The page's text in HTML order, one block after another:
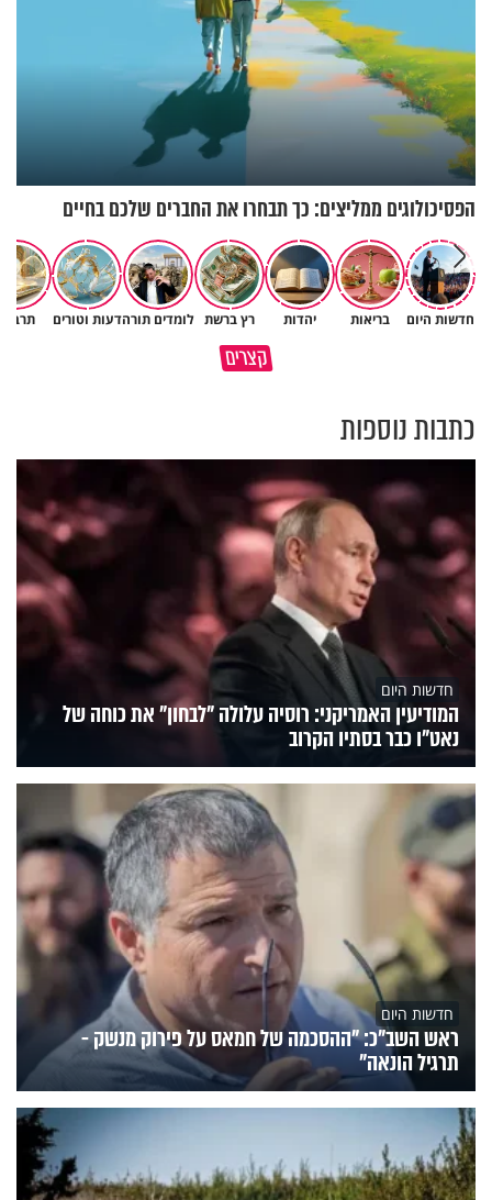
הפסיכולוגים ממליצים: כך תבחרו את החברים שלכם בחיים
חדשות היום בריאות יהדות רץ ברשת לומדים תורהדעות וטורים
קצרים
האם ראוי לקיים מצוות מתוך
כתבות נוספות
חדשות היום
המודיעין האמריקני: רוסיה עלולה "לבחון" את כוחה של
נאט"ו כבר בסתיו הקרוב
חדשות היום
ראש השב"כ: "ההסכמה של חמאס על פירוק מנשק -
תרגיל הונאה"